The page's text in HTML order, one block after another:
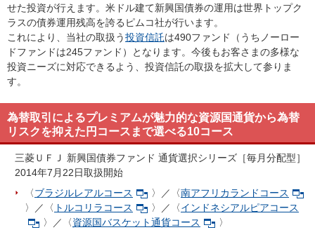
せた投資が行えます。米ドル建て新興国債券の運用は世界トップク
ラスの債券運用残高を誇るピムコ社が行います。
これにより、当社の取扱う投資信託は490ファンド（うちノーロー
ドファンドは245ファンド）となります。今後もお客さまの多様な
投資ニーズに対応できるよう、投資信託の取扱を拡大して参りま
す。
為替取引によるプレミアムが魅力的な資源国通貨から為替
リスクを抑えた円コースまで選べる10コース
三菱ＵＦＪ 新興国債券ファンド 通貨選択シリーズ［毎月分配型］
2014年7月22日取扱開始
〈ブラジルレアルコース 〉／〈南アフリカランドコース
〉／〈 トルコリラコース 〉／〈インドネシアルピアコース
〉／〈資源国バスケット通貨コース 〉